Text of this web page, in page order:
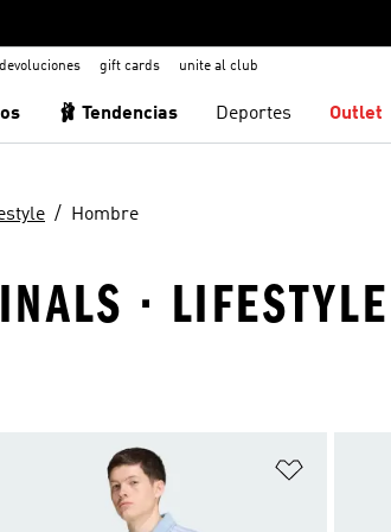
gift cards unite al club
🩰 Tendencias Deportes Outlet
Hombre
·
a la lista de deseos Añadir a